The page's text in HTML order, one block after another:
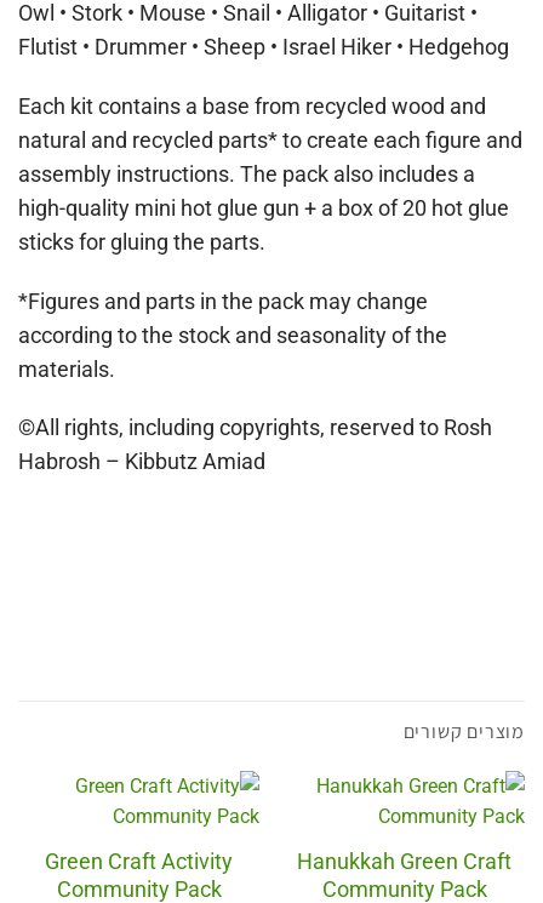
Owl • Stork • Mouse • Snail • Alligator • Guitarist •
Flutist • Drummer • Sheep • Israel Hiker • Hedgehog
Each kit contains a base from recycled wood and
natural and recycled parts* to create each figure and
assembly instructions. The pack also includes a
high-quality mini hot glue gun + a box of 20 hot glue
sticks for gluing the parts.
*Figures and parts in the pack may change
according to the stock and seasonality of the
materials.
©All rights, including copyrights, reserved to Rosh
Habrosh – Kibbutz Amiad
מוצרים קשורים
Hanukkah Green Craft
Community Pack
Green Craft Activity
Community Pack